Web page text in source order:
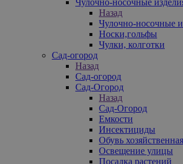
Назад
Чулочно-носочные
Носки,гольфы
Чулки, колготки
Сад-огород
Назад
Сад-огород
Сад-Огород
Назад
Сад-Огород
Емкости
Инсектициды
Обувь хозяйственная
Освещение улицы
Посадка растений